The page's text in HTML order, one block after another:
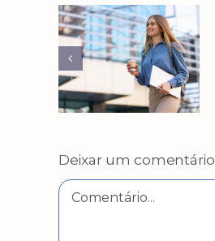
Deixar um comentário
Comentário